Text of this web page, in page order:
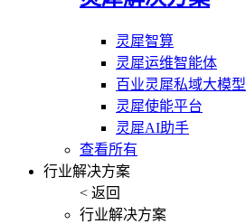
灵犀智算
灵犀运维智能体
百业灵犀私域大模型
灵犀使能平台
灵犀AI助手
查看所有
行业解决方案
< 返回
行业解决方案